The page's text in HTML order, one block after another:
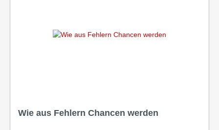
Wie aus Fehlern Chancen werden